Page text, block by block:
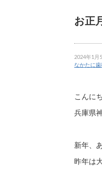
お正
2024年1月
なかたに
こんに
兵庫県
新年、
昨年は